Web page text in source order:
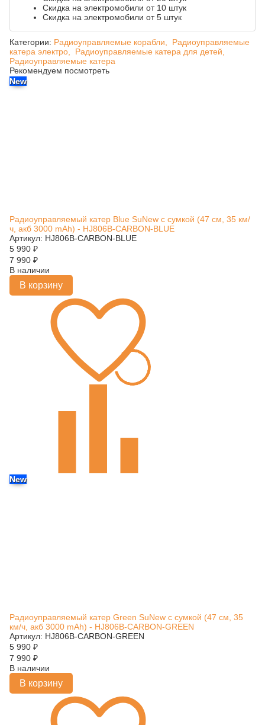
Скидка на электромобили от 10 штук
Скидка на электромобили от 5 штук
Категории: Радиоуправляемые корабли,
Радиоуправляемые
катера электро,
Радиоуправляемые катера для детей,
Радиоуправляемые катера
Рекомендуем посмотреть
New
Радиоуправляемый катер Blue SuNew с сумкой (47 см, 35 км/
ч, акб 3000 mAh) - HJ806B-CARBON-BLUE
Артикул: HJ806B-CARBON-BLUE
5 990 ₽
7 990 ₽
В наличии
В корзину
New
Радиоуправляемый катер Green SuNew с сумкой (47 см, 35
км/ч, акб 3000 mAh) - HJ806B-CARBON-GREEN
Артикул: HJ806B-CARBON-GREEN
5 990 ₽
7 990 ₽
В наличии
В корзину